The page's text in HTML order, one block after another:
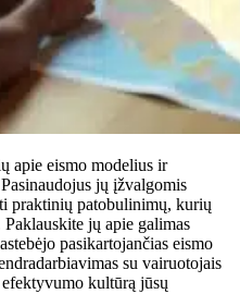
apie eismo modelius ir
jų įžvalgomis
praktinių patobulinimų, kurių
jų apie galimas
pasikartojančias eismo
su vairuotojais
kultūrą jūsų